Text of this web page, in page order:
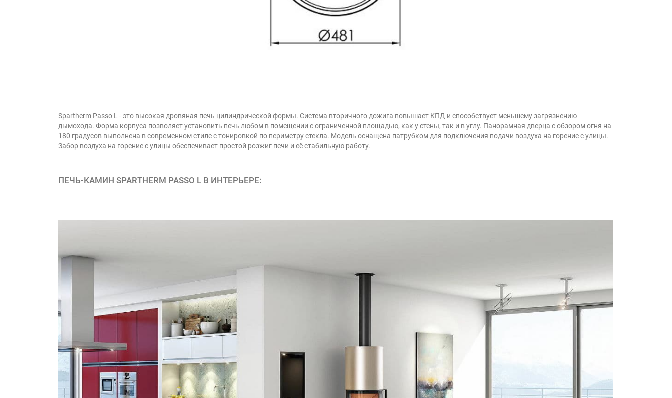
Spartherm Passo L - это высокая дровяная печь цилиндрической формы. Система вторичного дожига повышает КПД и способствует меньшему загрязнению
дымохода. Форма корпуса позволяет установить печь любом в помещении с ограниченной площадью, как у стены, так и в углу. Панорамная дверца с обзором огня на
180 градусов выполнена в современном стиле с тонировкой по периметру стекла. Модель оснащена патрубком для подключения подачи воздуха на горение с улицы.
Забор воздуха на горение с улицы обеспечивает простой розжиг печи и её стабильную работу.
ПЕЧЬ-КАМИН SPARTHERM PASSO L В ИНТЕРЬЕРЕ: